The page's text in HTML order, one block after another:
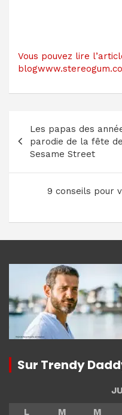
Vous pouvez lire
de
l’article
Les papas des
parodie de la fête
Sesame Street
9 conseils pour
Sur Trendy
L
M M